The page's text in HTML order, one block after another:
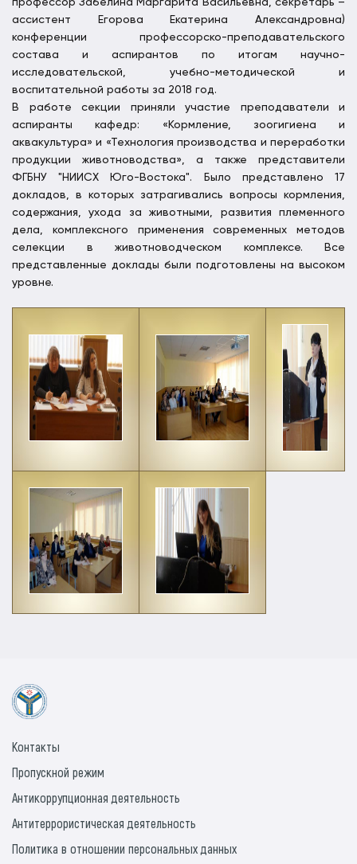
профессор Забелина Маргарита Васильевна, секретарь –
ассистент Егорова Екатерина Александровна)
конференции профессорско-преподавательского
состава и аспирантов по итогам научно-
исследовательской, учебно-методической и
воспитательной работы за 2018 год.
В работе секции приняли участие преподаватели и
аспиранты кафедр: «Кормление, зоогигиена и
аквакультура» и «Технология производства и переработки
продукции животноводства», а также представители
ФГБНУ "НИИСХ Юго-Востока". Было представлено 17
докладов, в которых затрагивались вопросы кормления,
содержания, ухода за животными, развития племенного
дела, комплексного применения современных методов
селекции в животноводческом комплексе. Все
представленные доклады были подготовлены на высоком
уровне.
Контакты
Пропускной режим
Антикоррупционная деятельность
Антитеррористическая деятельность
Политика в отношении персональных данных